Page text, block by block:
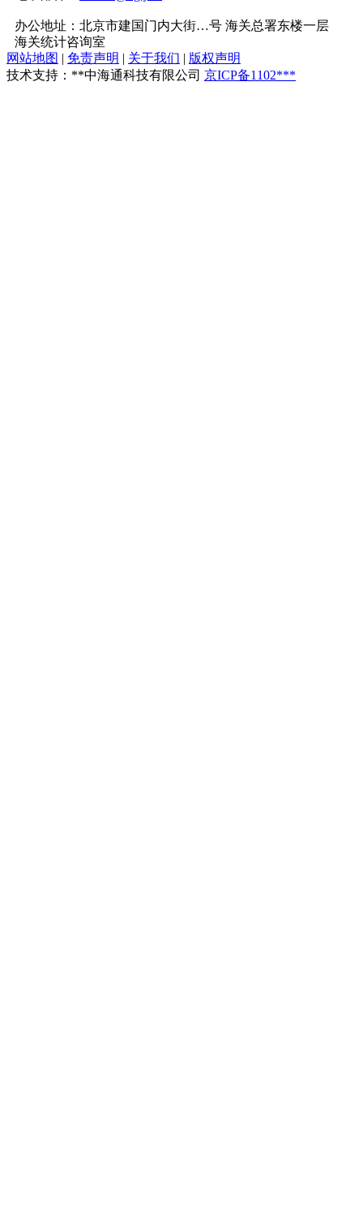
办公地址：北京市建国门内大街…号 海关总署东楼一层
海关统计咨询室
网站地图 | 免责声明 | 关于我们 | 版权声明
技术支持：**中海通科技有限公司 京ICP备1102***